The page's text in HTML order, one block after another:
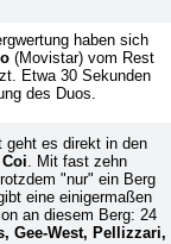
haben sich
(Movistar) vom Rest
Etwa 30 Sekunden
des Duos.
geht es direkt in den
Coi . Mit fast zehn
"nur" ein Berg
eine einigermaßen
an diesem Berg: 24
Gee-West, Pellizzari,